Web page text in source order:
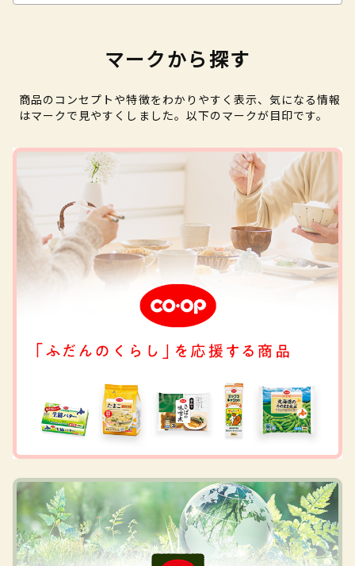
マークから探す
商品のコンセプトや特徴をわかりやすく表示、気になる情報
はマークで見やすくしました。以下のマークが目印です。